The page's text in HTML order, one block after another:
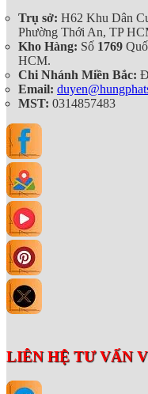
Trụ sở: H62 Khu Dân
Phường Thới An, TP
Kho Hàng: Số 1769
HCM.
Chi Nhánh Miền Bắc:
Email:
MST: 0314857483
LIÊN HỆ TƯ VẤN